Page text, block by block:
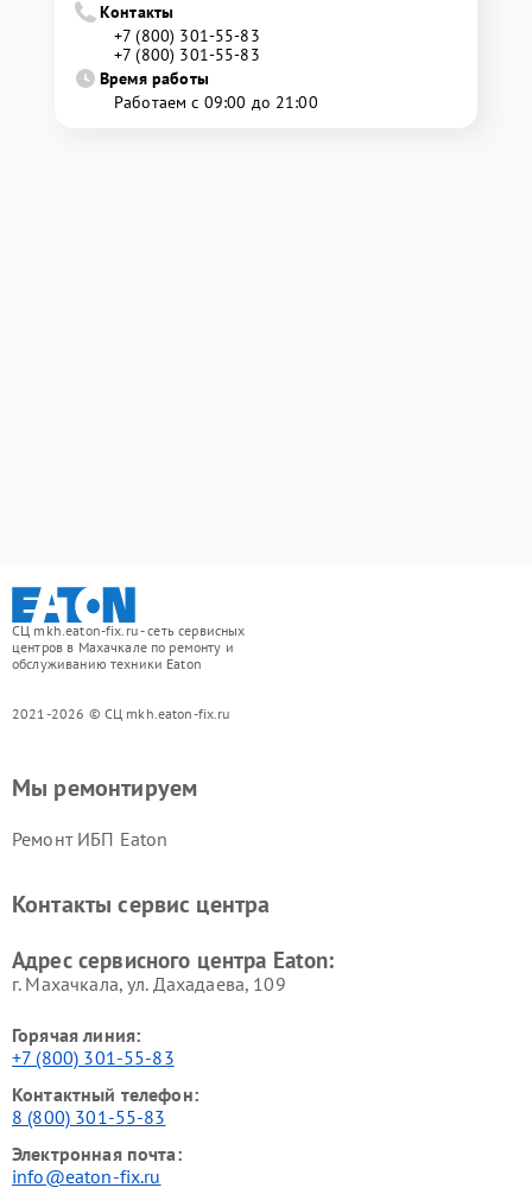
Контакты
+7 (800) 301-55-83
+7 (800) 301-55-83
Время работы
Работаем с 09:00 до 21:00
СЦ mkh.eaton-fix.ru - сеть сервисных
центров в Махачкале по ремонту и
обслуживанию техники Eaton
2021-2026 © СЦ mkh.eaton-fix.ru
Мы ремонтируем
Ремонт ИБП Eaton
Контакты сервис центра
Адрес сервисного центра Eaton:
г. Махачкала, ул. Дахадаева, 109
Горячая линия:
+7 (800) 301-55-83
Контактный телефон:
8 (800) 301-55-83
Электронная почта:
info@eaton-fix.ru